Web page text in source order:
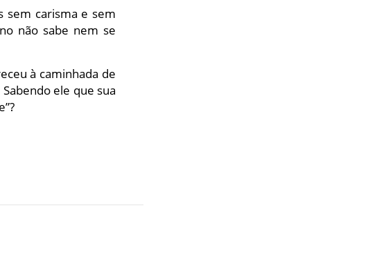
sem carisma e sem
não sabe nem se
à caminhada de
ele que sua